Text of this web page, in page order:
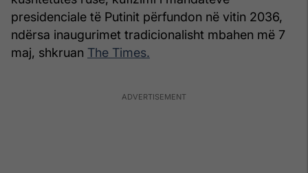
presidenciale të Putinit përfundon në vitin 2036,
ndërsa inaugurimet tradicionalisht mbahen më 7
maj, shkruan The Times.